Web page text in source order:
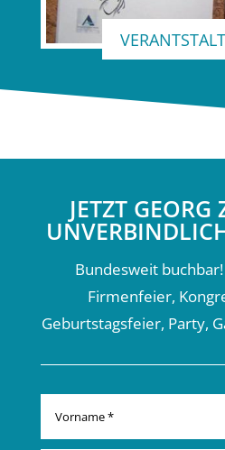
JETZT
Bundesweit
Firmenfeier,
Geburtstagsfeier, Party,